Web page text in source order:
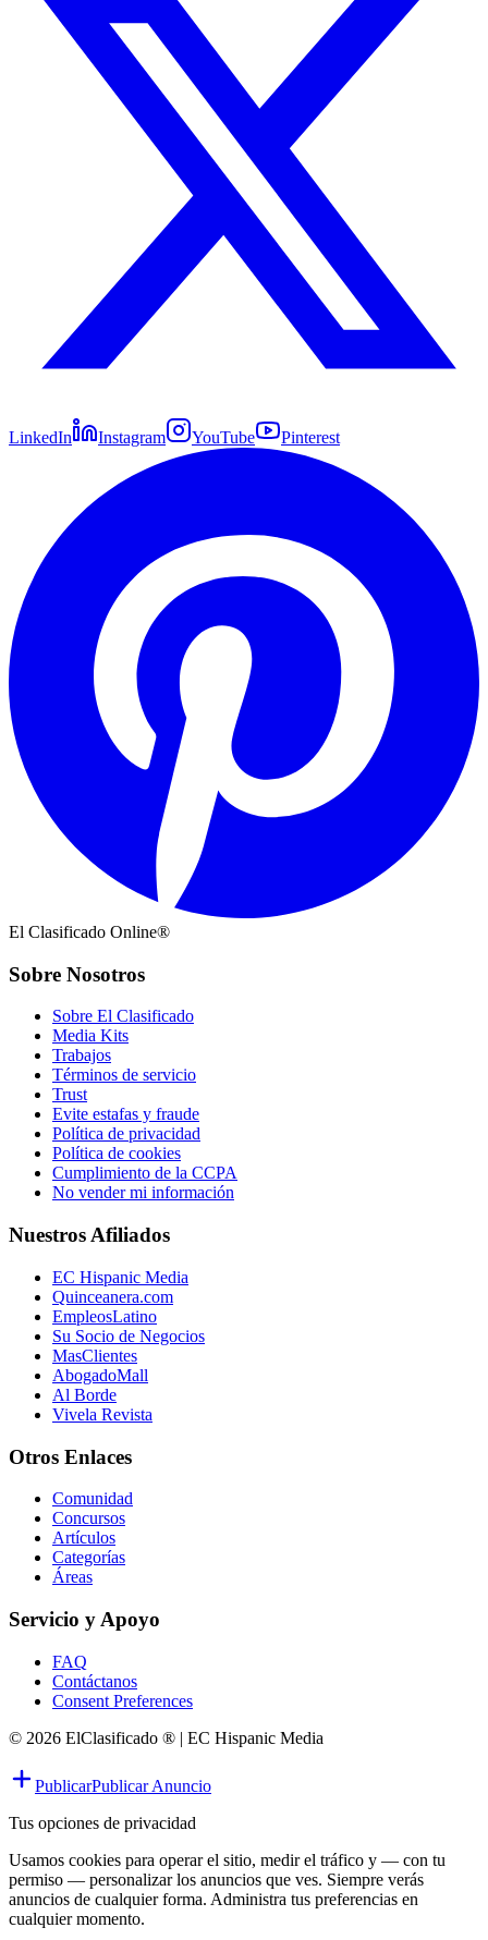
LinkedIn Instagram YouTube Pinterest
El Clasificado Online®
Sobre Nosotros
Sobre El Clasificado
Media Kits
Trabajos
Términos de servicio
Trust
Evite estafas y fraude
Política de privacidad
Política de cookies
Cumplimiento de la CCPA
No vender mi información
Nuestros Afiliados
EC Hispanic Media
Quinceanera.com
EmpleosLatino
Su Socio de Negocios
MasClientes
AbogadoMall
Al Borde
Vivela Revista
Otros Enlaces
Comunidad
Concursos
Artículos
Categorías
Áreas
Servicio y Apoyo
FAQ
Contáctanos
Consent Preferences
© 2026 ElClasificado ® | EC Hispanic Media
PublicarPublicar Anuncio
Tus opciones de privacidad
Usamos cookies para operar el sitio, medir el tráfico y — con tu
permiso — personalizar los anuncios que ves. Siempre verás
anuncios de cualquier forma. Administra tus preferencias en
cualquier momento.